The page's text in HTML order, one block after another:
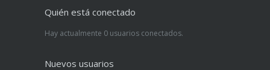
Quién está conectado
Hay actualmente 0 usuarios conectados.
Nuevos usuarios